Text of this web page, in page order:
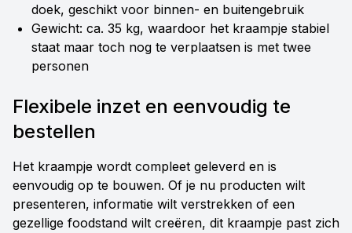
doek, geschikt voor binnen- en buitengebruik
Gewicht: ca. 35 kg, waardoor het kraampje stabiel
staat maar toch nog te verplaatsen is met twee
personen
Flexibele inzet en eenvoudig te
bestellen
Het kraampje wordt compleet geleverd en is
eenvoudig op te bouwen. Of je nu producten wilt
presenteren, informatie wilt verstrekken of een
gezellige foodstand wilt creëren, dit kraampje past zich